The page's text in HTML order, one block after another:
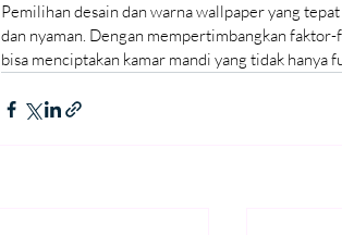
Pemilihan desain dan warna wallpaper yang
dan nyaman. Dengan mempertimbangkan
bisa menciptakan kamar mandi yang tidak hanya